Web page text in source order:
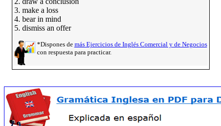
3. make a loss
4. bear in mind
5. dismiss an offer
*Dispones de más Ejercicios de Inglés Comercial y de Negocios
con respuesta para practicar.